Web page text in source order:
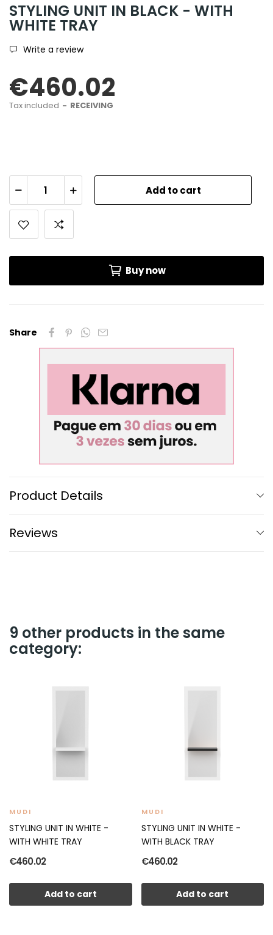
STYLING UNIT IN BLACK - WITH
WHITE TRAY
Write a review
€460.02
Tax included RECEIVING
Add to cart
Buy now
Share
Product Details
Reviews
9 other products in the same
category:
MUDI
STYLING UNIT IN WHITE -
WITH WHITE TRAY
€460.02
Add to cart
MUDI
STYLING UNIT IN WHITE -
WITH BLACK TRAY
€460.02
Add to cart